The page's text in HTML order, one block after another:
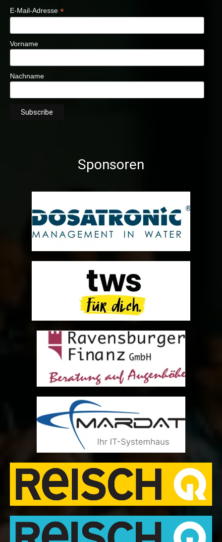
E-Mail-Adresse *
Vorname
Nachname
Sponsoren